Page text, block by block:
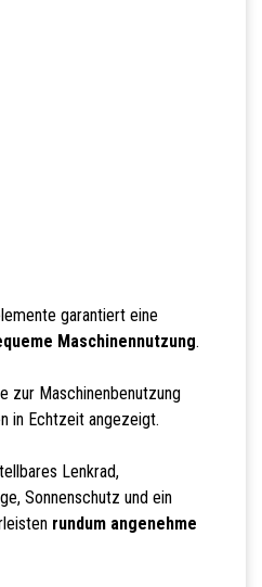
garantiert eine
Maschinennutzung.
zur Maschinenbenutzung
in Echtzeit angezeigt.
Lenkrad,
Sonnenschutz und ein
rundum angenehme